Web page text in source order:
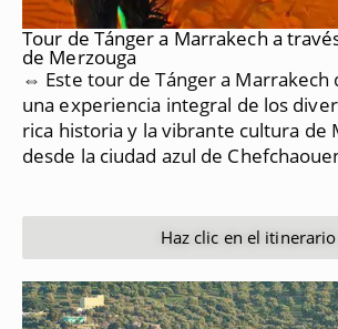
Tour de Tánger a Marrakech a
de Merzouga
⇔ Este tour de Tánger a Marrakech
una experiencia integral de los
rica historia y la vibrante cultura de
desde la ciudad azul de
Haz clic en el itinerario